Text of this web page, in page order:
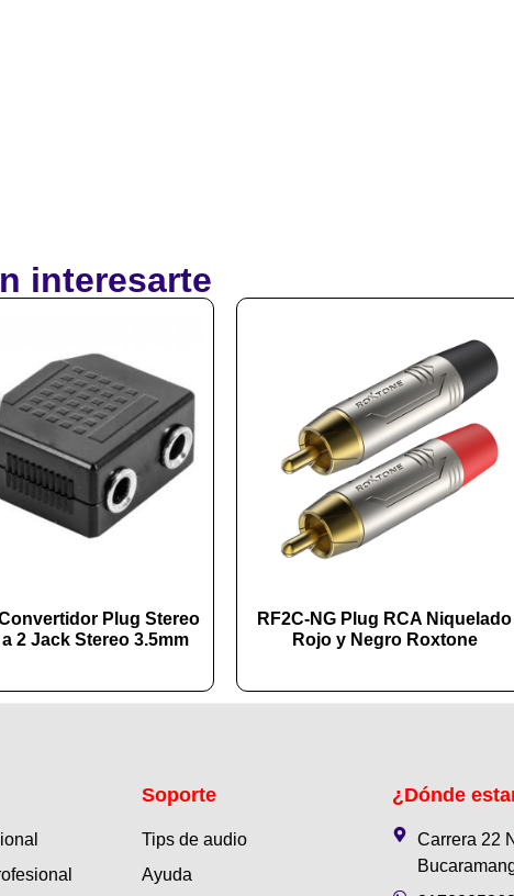
interesarte
Plug Stereo
2 Jack Stereo 3.5mm
RF2C-NG Plug RCA Niquelado
Rojo y Negro Roxtone
Soporte
Tips de audio
Ayuda
¿Dónde
Carrera 22